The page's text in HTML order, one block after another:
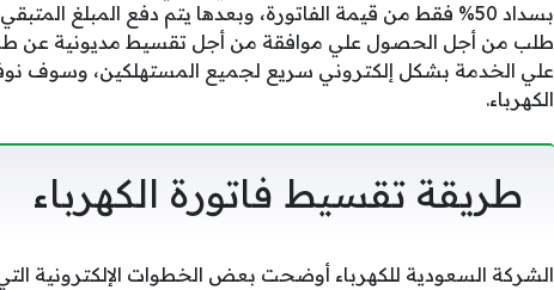
بسداد 50% فقط من قيمة الفاتورة، وبعدها يتم دفع المبلغ
طلب من أجل الحصول علي موافقة من أجل تقسيط مديونية عن طريق
علي الخدمة بشكل إلكتروني سريع لجميع المستهلكين، وسوف
الكهرباء.
طريقة تقسيط فاتورة الكهرباء
الشركة السعودية للكهرباء أوضحت بعض الخطوات الإلكترونية